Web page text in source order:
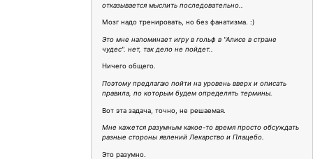
отказывается мыслить последовательно..
Мозг надо тренировать, но без фанатизма. :)
Это мне напоминает игру в гольф в "Алисе в стране
чудес". нет, так дело не пойдет..
Ничего общего.
Поэтому предлагаю пойти на уровень вверх и описать
правила, по которым будем определять термины.
Вот эта задача, точно, не решаемая.
Мне кажется разумным какое-то время просто обсуждать
разные стороны явлений Лекарство и Плацебо.
Это разумно.